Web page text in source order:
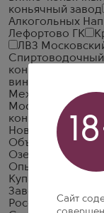
коньячный завод
Алкогольных
Лефортово ГК
ЛВЗ
коньячный завод
виноградных вин
Московский
коньячный завод
Новокубанское
Объединенные
Озерский
Опытный завод
Купажный Завод
Завод
Россия)
Сайт